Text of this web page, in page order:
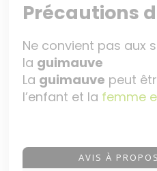
Précautions
Ne convient pas aux
la guimauve
La guimauve peut
l’enfant et la femme
AVIS À